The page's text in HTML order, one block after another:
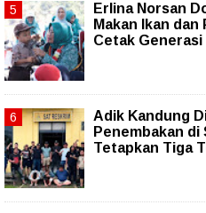
Erlina Norsan
Makan Ikan
Cetak Generasi
Adik Kandung
Penembakan di
Tetapkan Tiga